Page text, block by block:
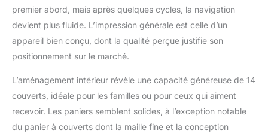
premier abord, mais après quelques cycles, la navigation
devient plus fluide. L’impression générale est celle d’un
appareil bien conçu, dont la qualité perçue justifie son
positionnement sur le marché.
L’aménagement intérieur révèle une capacité généreuse de 14
couverts, idéale pour les familles ou pour ceux qui aiment
recevoir. Les paniers semblent solides, à l’exception notable
du panier à couverts dont la maille fine et la conception